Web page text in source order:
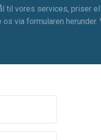
til vores services, priser
os via formularen